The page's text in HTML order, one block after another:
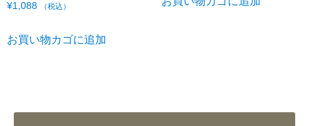
¥1,088 （税込）
お買い物カゴに追加